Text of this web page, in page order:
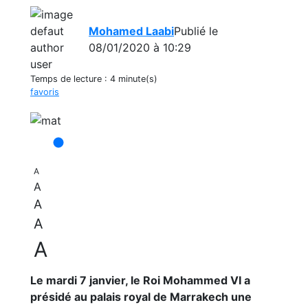
Mohamed LaabiPublié le
08/01/2020 à 10:29
Temps de lecture : 4 minute(s)
favoris
A
A
A
A
A
Le mardi 7 janvier, le Roi Mohammed VI a
présidé au palais royal de Marrakech une